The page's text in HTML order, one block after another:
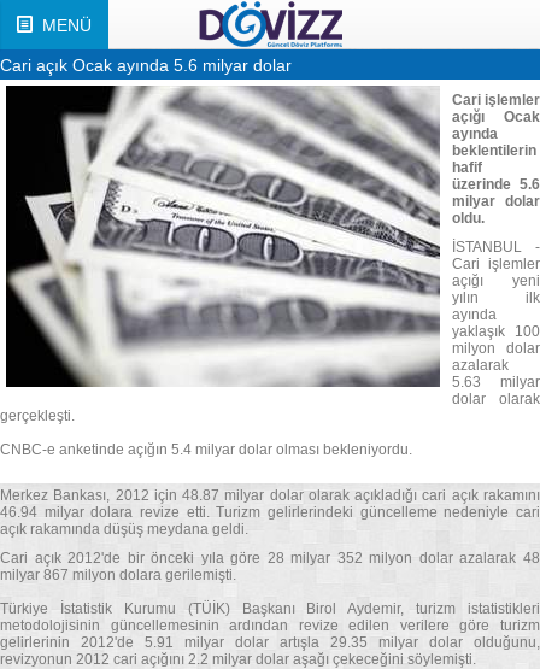
MENÜ
Cari açık Ocak ayında 5.6 milyar dolar
Cari işlemler
açığı Ocak
ayında
beklentilerin
hafif
üzerinde 5.6
milyar dolar
oldu.
İSTANBUL -
Cari işlemler
açığı yeni
yılın ilk
ayında
yaklaşık 100
milyon dolar
azalarak
5.63 milyar
dolar olarak
gerçekleşti.
CNBC-e anketinde açığın 5.4 milyar dolar olması bekleniyordu.
Merkez Bankası, 2012 için 48.87 milyar dolar olarak açıkladığı cari açık rakamını
46.94 milyar dolara revize etti. Turizm gelirlerindeki güncelleme nedeniyle cari
açık rakamında düşüş meydana geldi.
Cari açık 2012'de bir önceki yıla göre 28 milyar 352 milyon dolar azalarak 48
milyar 867 milyon dolara gerilemişti.
Türkiye İstatistik Kurumu (TÜİK) Başkanı Birol Aydemir, turizm istatistikleri
metodolojisinin güncellemesinin ardından revize edilen verilere göre turizm
gelirlerinin 2012'de 5.91 milyar dolar artışla 29.35 milyar dolar olduğunu,
revizyonun 2012 cari açığını 2.2 milyar dolar aşağı çekeceğini söylemişti.